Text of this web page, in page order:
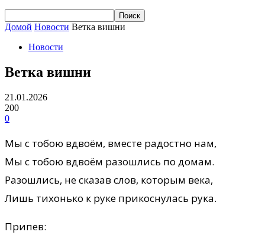
Домой Новости Ветка вишни
Новости
Ветка вишни
21.01.2026
200
0
Мы с тобою вдвоём, вместе радостно нам,
Мы с тобою вдвоём разошлись по домам.
Разошлись, не сказав слов, которым века,
Лишь тихонько к руке прикоснулась рука.
Припев: